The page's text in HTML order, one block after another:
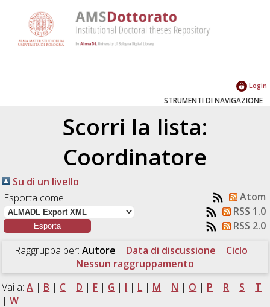
Login
STRUMENTI DI NAVIGAZIONE
Scorri la lista:
Coordinatore
Su di un livello
Esporta come
Atom
RSS 1.0
RSS 2.0
Raggruppa per: Autore | Data di discussione | Ciclo |
Nessun raggruppamento
Vai a:A | B | C | D | F | G | I | L | M | N | O | P | R | S | T
|W